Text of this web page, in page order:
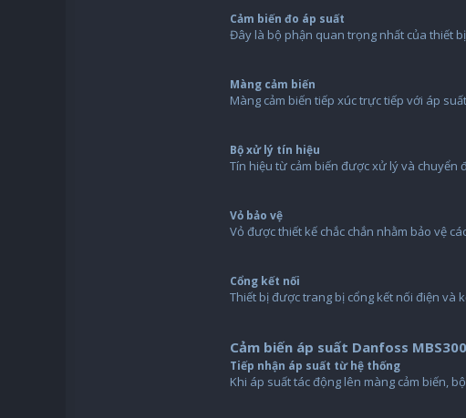
Cảm biến đo áp suất
Đây là bộ phận quan trọng nhất của thiết
Màng cảm biến
Màng cảm biến tiếp xúc trực tiếp với áp
Bộ xử lý tín hiệu
Tín hiệu từ cảm biến được xử lý và chuyển
Vỏ bảo vệ
Vỏ được thiết kế chắc chắn nhằm bảo vệ
Cổng kết nối
Thiết bị được trang bị cổng kết nối điện và
Cảm biến áp suất Danfoss
Tiếp nhận áp suất từ hệ thống
Khi áp suất tác động lên màng cảm biến,